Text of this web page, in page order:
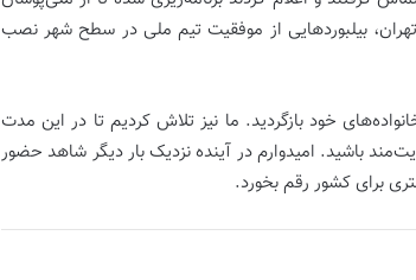
بیلبوردهایی از موفقیت تیم ملی در سطح شهر نصب
خود بازگردید. ما نیز تلاش کردیم تا در این مدت
باشید. امیدوارم در آینده نزدیک بار دیگر شاهد حضور
برای کشور رقم بخورد.